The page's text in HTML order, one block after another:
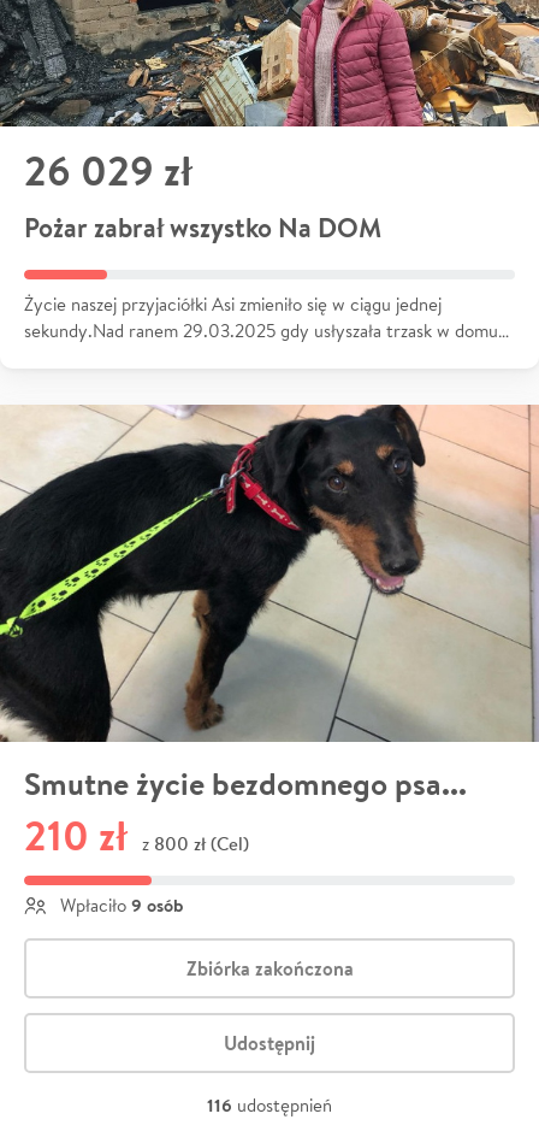
26 029 zł
Pożar zabrał wszystko Na DOM
Życie naszej przyjaciółki Asi zmieniło się w ciągu jednej
sekundy.Nad ranem 29.03.2025 gdy usłyszała trzask w domu…
Smutne życie bezdomnego psa...
210 zł z 800 zł (Cel)
Wpłaciło 9 osób
Zbiórka zakończona
Udostępnij
116 udostępnień